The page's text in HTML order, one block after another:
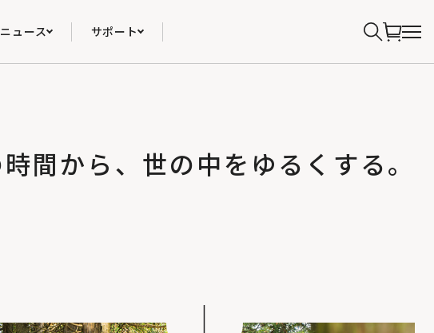
ニュース サポート
間から、世の中をゆるくする。